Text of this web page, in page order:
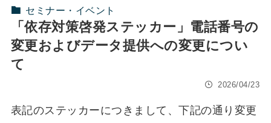
セミナー・イベント
「依存対策啓発ステッカー」電話番号の
変更およびデータ提供への変更につい
て
2026/04/23
表記のステッカーにつきまして、下記の通り変更